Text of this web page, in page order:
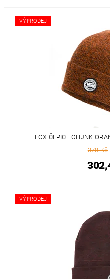
VÝPRODEJ
FOX ČEPICE CHUNK
378 Kč
VÝPRODEJ